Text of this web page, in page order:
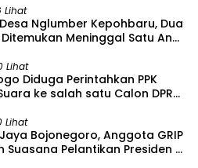
Lihat
Nglumber Kepohbaru, Dua
Meninggal Satu Anak
Lihat
Diduga Perintahkan PPK
ke salah satu Calon DPRD
Lihat
Jaya Bojonegoro, Anggota GRIP
Suasana Pelantikan Presiden di